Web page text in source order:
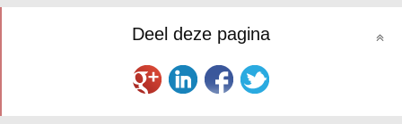
Deel deze pagina